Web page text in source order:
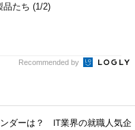
品たち (1/2)
Recommended by
ダーは？ IT業界の就職人気企